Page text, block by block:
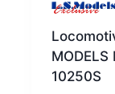
10250S